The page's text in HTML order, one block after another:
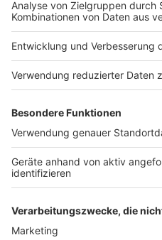
Das Band-ABC
Jobs
Presse
Archiv
Teilnahme­bedingungen
Geschäfts­bedingungen
Grounding Page ROCK